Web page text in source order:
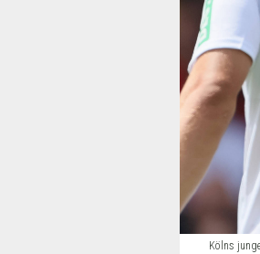
Kölns